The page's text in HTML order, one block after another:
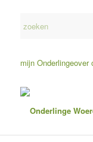
mijn Onderlingeover